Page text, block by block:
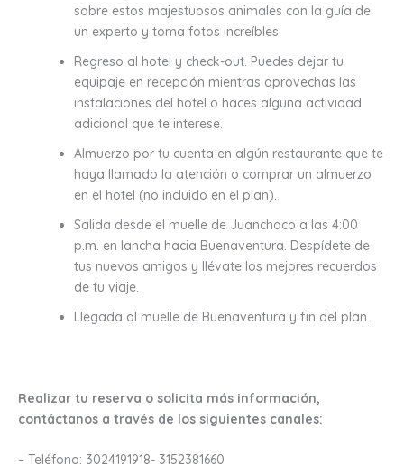
sobre estos majestuosos animales con la guía de
un experto y toma fotos increíbles.
Regreso al hotel y check-out. Puedes dejar tu
equipaje en recepción mientras aprovechas las
instalaciones del hotel o haces alguna actividad
adicional que te interese.
Almuerzo por tu cuenta en algún restaurante que te
haya llamado la atención o comprar un almuerzo
en el hotel (no incluido en el plan).
Salida desde el muelle de Juanchaco a las 4:00
p.m. en lancha hacia Buenaventura. Despídete de
tus nuevos amigos y llévate los mejores recuerdos
de tu viaje.
Llegada al muelle de Buenaventura y fin del plan.
Realizar tu reserva o solicita más información,
contáctanos a través de los siguientes canales:
– Teléfono: 3024191918- 3152381660